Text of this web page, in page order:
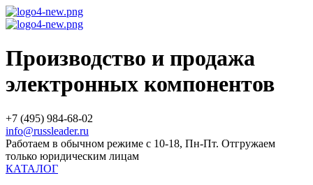
Производство и продажа
электронных компонентов
+7 (495) 984-68-02
info@russleader.ru
Работаем в обычном режиме с 10-18, Пн-Пт. Отгружаем
только юридическим лицам
КАТАЛОГ